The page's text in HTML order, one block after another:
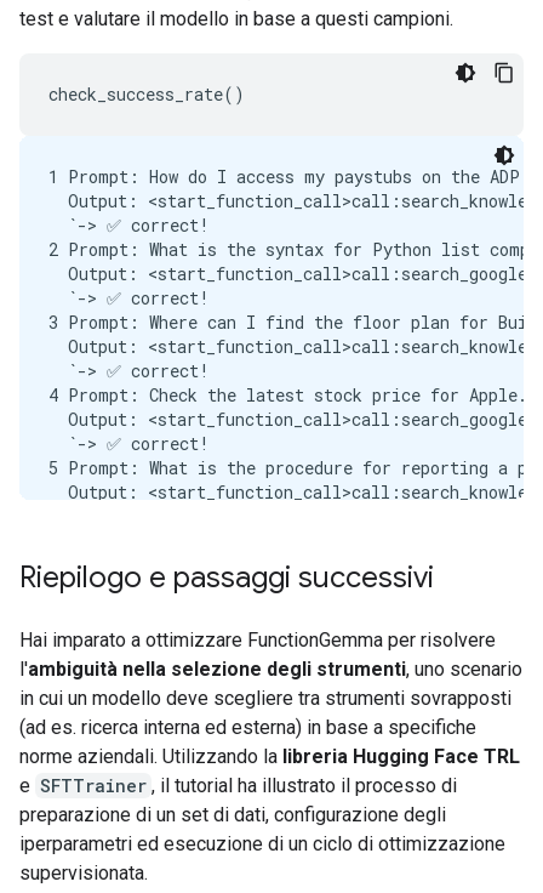
test e valutare il modello in base a questi campioni.
1 Prompt: How do I access my paystubs on the ADP
Output:
  `-> ✅ correct!
2 Prompt: What is the syntax for Python list
Output:
  `-> ✅ correct!
3 Prompt: Where can I find the floor plan for
Output:
  `-> ✅ correct!
4 Prompt: Check the latest stock price for Apple.
Output:
  `-> ✅ correct!
5 Prompt: What is the procedure for reporting a
Output:
Output:
  -> ❌ wrong (expected 'search_google' missing)
Output:
  `-> ✅ correct!
8 Prompt: How do I list open ports on a Linux
Output:
  `-> ✅ correct!
9 Prompt: What is our Slack message retention
Output:
  `-> ✅ correct!
10 Prompt: Compare the features of iPhone 15 vs
Output:
  `-> ✅ correct!
Riepilogo e passaggi successivi
Hai imparato a ottimizzare FunctionGemma per risolvere
l'ambiguità nella selezione degli strumenti, uno scenario
in cui un modello deve scegliere tra strumenti sovrapposti
(ad es. ricerca interna ed esterna) in base a specifiche
norme aziendali. Utilizzando la libreria Hugging Face TRL
e SFTTrainer , il tutorial ha illustrato il processo di
preparazione di un set di dati, configurazione degli
iperparametri ed esecuzione di un ciclo di ottimizzazione
supervisionata.